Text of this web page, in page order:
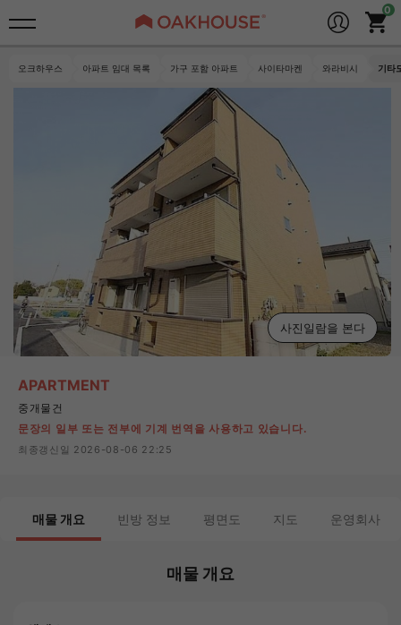
오크하우스 아파트 임대 목록 가구 포함 아파트 사이타마켄 와라비시 기타
사진일람을 본다
APARTMENT
중개물건
문장의 일부 또는 전부에 기계 번역을 사용하고 있습니다.
최종갱신일 2026-08-06 22:25
매물 개요 빈방 정보 평면도 지도 운영회사
매물 개요